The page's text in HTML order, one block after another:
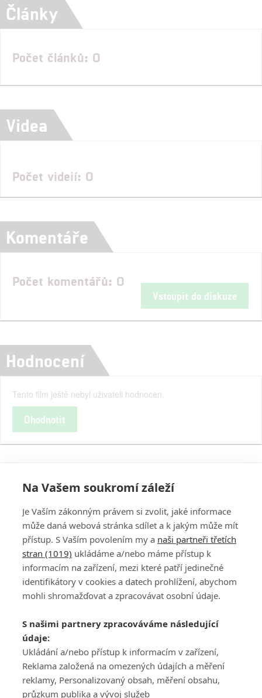
Články
Počet článků: 0
Videa
Počet videií: 0
Komentáře
Počet komentářů: 0
Vstoupit do diskuze
Hodnocení
Tento film ještě nebyl uživateli hodnocen.
Ohodnotit
PŘIHLÁSIT
REGISTROVAT
DISKUZE
Šéfredaktorkou webu jePetr Slavík, e-mailserialy@fandimefilmu.cz
Máte-li zájem o inzerci na našem webu napište nám na e-mail
studio@koncal.com
Ochrana osobních údajů|Zásady používání cookies |Pravidla webu
Upravit nastavení soukromí
Na Vašem soukromí záleží
Je Vaším zákonným právem si zvolit, jaké informace
může daná webová stránka sdílet a k jakým může mít
přístup. S Vaším povolením my a naši partneři třetích
stran (1019) ukládáme a/nebo máme přístup k
informacím na zařízení, mezi které patří jedinečné
identifikátory v cookies a datech prohlížení, abychom
mohli shromažďovat a zpracovávat osobní údaje.
S našimi partnery zpracováváme následující
údaje:
Ukládání a/nebo přístup k informacím v zařízení,
Reklama založená na omezených údajích a měření
reklamy, Personalizovaný obsah, měření obsahu,
průzkum publika a vývoj služeb